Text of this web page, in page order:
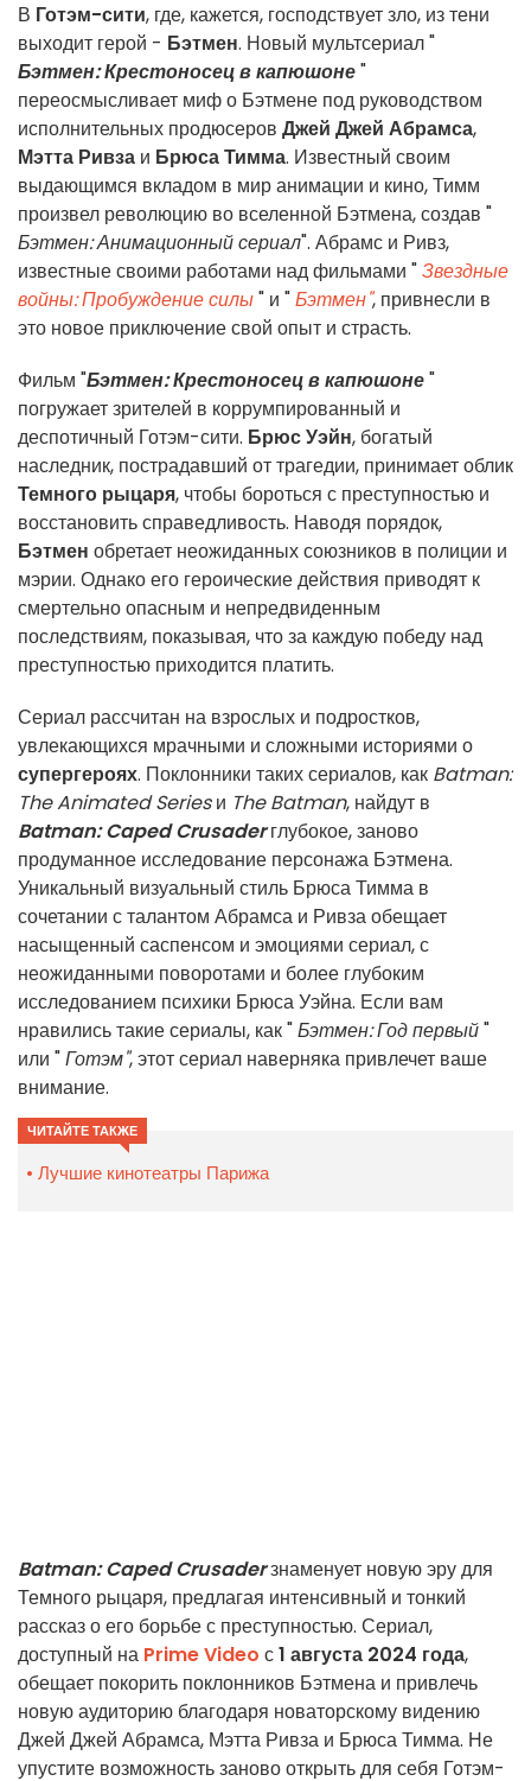
В Готэм-сити, где, кажется, господствует зло, из тени
выходит герой - Бэтмен. Новый мультсериал "
Бэтмен: Крестоносец в капюшоне"
переосмысливает миф о Бэтмене под руководством
исполнительных продюсеров Джей Джей Абрамса,
Мэтта Ривза и Брюса Тимма. Известный своим
выдающимся вкладом в мир анимации и кино, Тимм
произвел революцию во вселенной Бэтмена, создав "
Бэтмен: Анимационный сериал". Абрамс и Ривз,
известные своими работами над фильмами "Звездные
войны: Пробуждение силы" и "Бэтмен", привнесли в
это новое приключение свой опыт и страсть.
Фильм "Бэтмен: Крестоносец в капюшоне"
погружает зрителей в коррумпированный и
деспотичный Готэм-сити. Брюс Уэйн, богатый
наследник, пострадавший от трагедии, принимает облик
Темного рыцаря, чтобы бороться с преступностью и
восстановить справедливость. Наводя порядок,
Бэтмен обретает неожиданных союзников в полиции и
мэрии. Однако его героические действия приводят к
смертельно опасным и непредвиденным
последствиям, показывая, что за каждую победу над
преступностью приходится платить.
Сериал рассчитан на взрослых и подростков,
увлекающихся мрачными и сложными историями о
супергероях. Поклонники таких сериалов, как Batman:
The Animated Seriesи The Batman, найдут в
Batman: Caped Crusaderглубокое, заново
продуманное исследование персонажа Бэтмена.
Уникальный визуальный стиль Брюса Тимма в
сочетании с талантом Абрамса и Ривза обещает
насыщенный саспенсом и эмоциями сериал, с
неожиданными поворотами и более глубоким
исследованием психики Брюса Уэйна. Если вам
нравились такие сериалы, как "Бэтмен: Год первый"
или "Готэм", этот сериал наверняка привлечет ваше
внимание.
ЧИТАЙТЕ ТАКЖЕ
Лучшие кинотеатры Парижа
Batman: Caped Crusaderзнаменует новую эру для
Темного рыцаря, предлагая интенсивный и тонкий
рассказ о его борьбе с преступностью. Сериал,
доступный на Prime Video с1 августа 2024 года,
обещает покорить поклонников Бэтмена и привлечь
новую аудиторию благодаря новаторскому видению
Джей Джей Абрамса, Мэтта Ривза и Брюса Тимма. Не
упустите возможность заново открыть для себя Готэм-